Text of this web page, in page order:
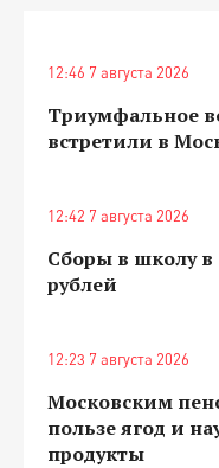
12:46 7 августа 2026
Триумфальное
встретили в
12:42 7 августа 2026
Сборы в школу в
рублей
12:23 7 августа 2026
Московским
пользе ягод и
продукты